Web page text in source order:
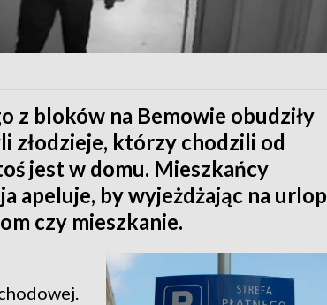
z bloków na Bemowie obudziły
złodzieje, którzy chodzili od
jest w domu. Mieszkańcy
apeluje, by wyjeżdżając na urlop
czy mieszkanie.